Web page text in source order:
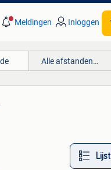
Meldingen Inloggen
Alle afstanden…
Lijst